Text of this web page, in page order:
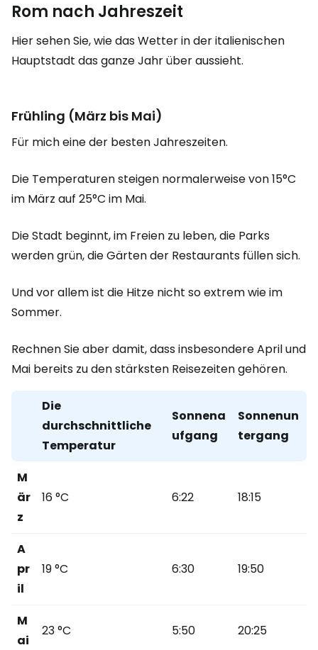
Rom nach Jahreszeit
Hier sehen Sie, wie das Wetter in der italienischen
Hauptstadt das ganze Jahr über aussieht.
Frühling (März bis Mai)
Für mich eine der besten Jahreszeiten.
Die Temperaturen steigen normalerweise von 15°C
im März auf 25°C im Mai.
Die Stadt beginnt, im Freien zu leben, die Parks
werden grün, die Gärten der Restaurants füllen sich.
Und vor allem ist die Hitze nicht so extrem wie im
Sommer.
Rechnen Sie aber damit, dass insbesondere April und
Mai bereits zu den stärksten Reisezeiten gehören.
Die
durchschnittliche
Temperatur
Sonnena
ufgang
Sonnenun
tergang
M
är
z
16 °C 6:22 18:15
A
pr
il
19 °C 6:30 19:50
M
ai
23 °C 5:50 20:25